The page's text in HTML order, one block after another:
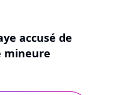
accusé de
mineure